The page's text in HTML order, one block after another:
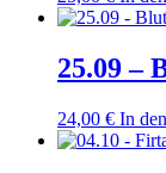
25.09 –
24,00 € In